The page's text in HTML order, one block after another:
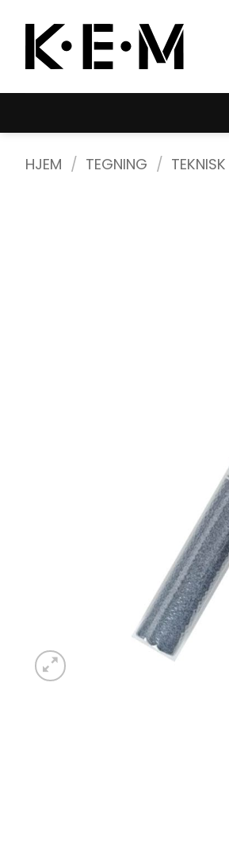
content
HJEM / TEGNING / TEKNISK